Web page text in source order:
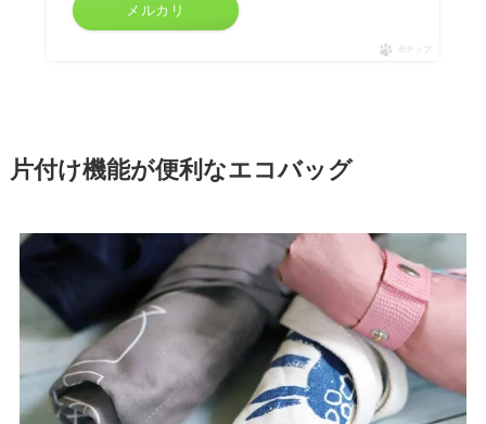
メルカリ
ポチップ
片付け機能が便利なエコバッグ